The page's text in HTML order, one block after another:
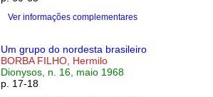
Ver informações complementares
Um grupo do nordesta brasileiro
BORBA FILHO, Hermilo
Dionysos, n. 16, maio 1968
p. 17-18